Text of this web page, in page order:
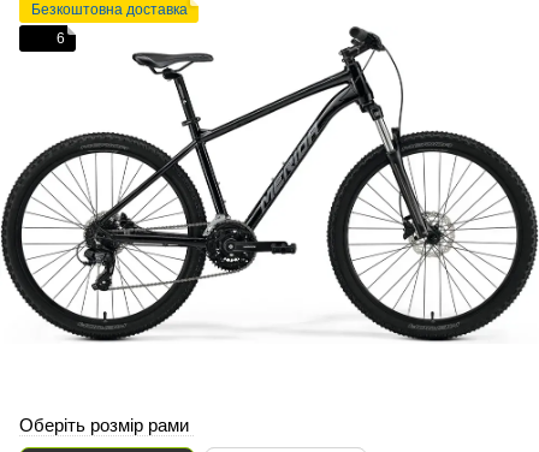
Безкоштовна доставка
6
Оберіть розмір рами